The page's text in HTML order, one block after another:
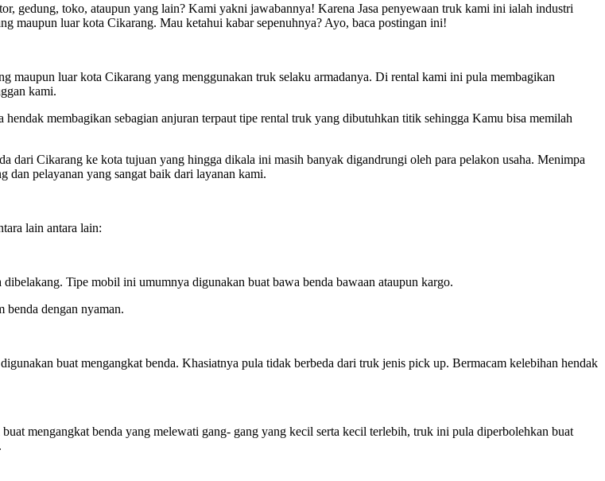
gedung, toko, ataupun yang lain? Kami yakni jawabannya! Karena Jasa penyewaan truk kami ini ialah industri
maupun luar kota Cikarang. Mau ketahui kabar sepenuhnya? Ayo, baca postingan ini!
maupun luar kota Cikarang yang menggunakan truk selaku armadanya. Di rental kami ini pula membagikan
kami.
membagikan sebagian anjuran terpaut tipe rental truk yang dibutuhkan titik sehingga Kamu bisa memilah
dari Cikarang ke kota tujuan yang hingga dikala ini masih banyak digandrungi oleh para pelakon usaha. Menimpa
pelayanan yang sangat baik dari layanan kami.
lain antara lain:
Tipe mobil ini umumnya digunakan buat bawa benda bawaan ataupun kargo.
dengan nyaman.
buat mengangkat benda. Khasiatnya pula tidak berbeda dari truk jenis pick up. Bermacam kelebihan hendak
mengangkat benda yang melewati gang- gang yang kecil serta kecil terlebih, truk ini pula diperbolehkan buat